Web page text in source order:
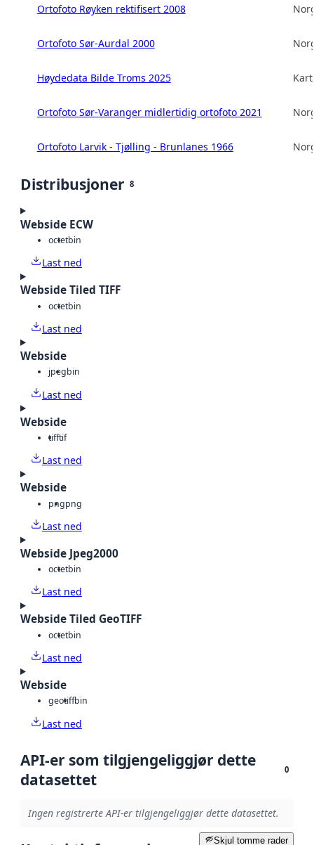
Ortofoto Røyken rektifisert 2008
Ortofoto Sør-Aurdal 2000
Høydedata Bilde Troms 2025
Ortofoto Sør-Varanger midlertidig ortofoto 2021
Ortofoto Larvik - Tjølling - Brunlanes 1966
Distribusjoner 8
Webside ECW
octetbin
Last ned
Webside Tiled TIFF
octetbin
Last ned
Webside
jpegbin
Last ned
Webside
tifftif
Last ned
Webside
pngpng
Last ned
Webside Jpeg2000
octetbin
Last ned
Webside Tiled GeoTIFF
octetbin
Last ned
Webside
geotiffbin
Last ned
API-er som tilgjengeliggjør dette
datasettet
0
Ingen registrerte API-er tilgjengeliggjør dette datasettet.
Skjul tomme rader